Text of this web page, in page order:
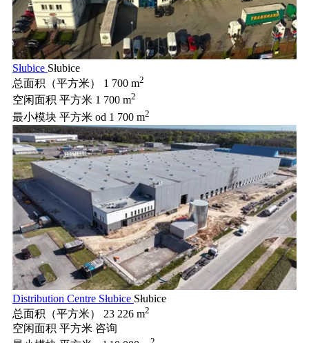
Słubice Słubice
总面积（平方米）
1 700 m2
空闲面积 平方米 1 700 m2
最小模块 平方米 od 1 700 m2
Distribution Centre Słubice Słubice
总面积（平方米）
23 226 m2
空闲面积 平方米 咨询